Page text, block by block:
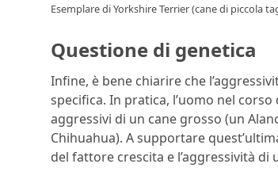
Esemplare di Yorkshire Terrier (cane di piccola
Questione di genetica
Infine, è bene chiarire che
specifica. In pratica, l’uomo nel
aggressivi di un cane grosso (un
Chihuahua). A supportare
del fattore crescita e l’aggressività di